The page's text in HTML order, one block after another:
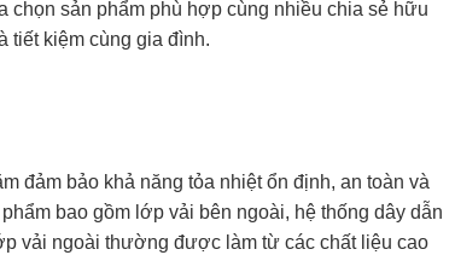
chọn sản phẩm phù hợp cùng nhiều chia sẻ hữu
tiết kiệm cùng gia đình.
đảm bảo khả năng tỏa nhiệt ổn định, an toàn và
bao gồm lớp vải bên ngoài, hệ thống dây dẫn
vải ngoài thường được làm từ các chất liệu cao